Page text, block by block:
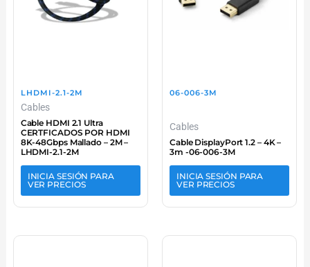
LHDMI-2.1-2M
Cables
Cable HDMI 2.1 Ultra
CERTFICADOS POR HDMI
8K-48Gbps Mallado – 2M –
LHDMI-2.1-2M
INICIA SESIÓN PARA
VER PRECIOS
06-006-3M
Cables
Cable DisplayPort 1.2 – 4K –
3m -06-006-3M
INICIA SESIÓN PARA
VER PRECIOS